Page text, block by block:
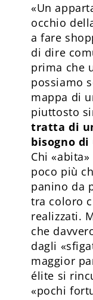
«Un
occhio
a fare
di dire
prima che
possiamo
mappa di
piuttosto
tratta di
bisogno
Chi
poco più
panino da
tra coloro
realizzati.
che
dagli
maggior
élite si
«pochi